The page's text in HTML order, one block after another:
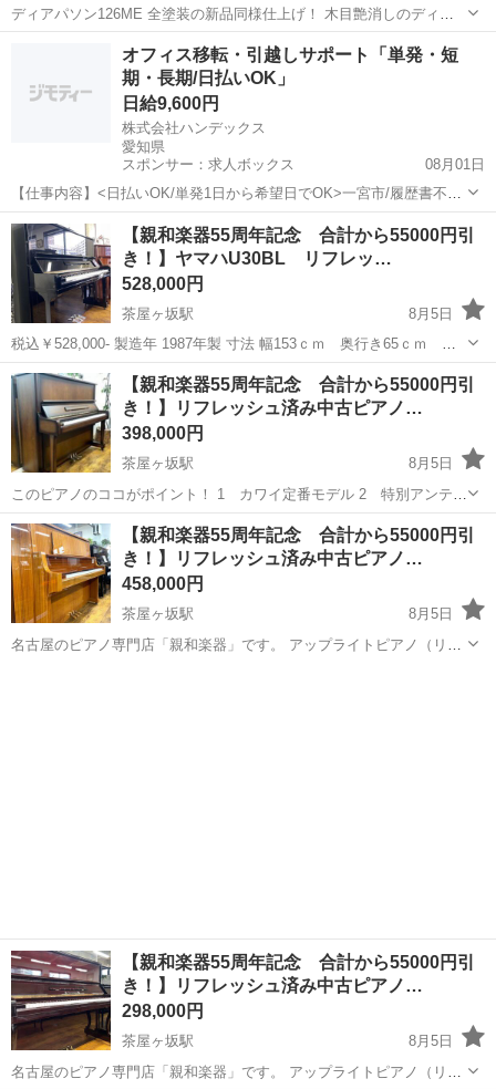
ディアパソン126ME 全塗装の新品同様仕上げ！ 木目艶消しのディア
パソンはいかがですか。 音質柔らかな名門ピアノです。 内部調整はも
ちろん、消耗部品交換済み 付属品の椅子、トップカバー、ワック
茶屋ヶ坂駅 鍵盤楽器、ピアノ
オフィス移転・引越しサポート「単発・短
期・長期/日払いOK」
日給9,600円
株式会社ハンデックス
愛知県
スポンサー：求人ボックス
08月01日
【仕事内容】<日払いOK/単発1日から希望日でOK>一宮市/履歴書不要!
未経験歓迎の引越しサポートスタッフ募集! 〈1日アルバイトもOK!〉
オフィス移転アルバイト募集! 超短期アルバイト・単発バイトOK! もち
ろん長期できる方も...
アルバイト・パート
【親和楽器55周年記念 合計から55000円引
き！】ヤマハU30BL リフレッ…
528,000円
茶屋ヶ坂駅
8月5日
税込￥528,000- 製造年 1987年製 寸法 幅153ｃｍ 奥行き65ｃｍ 高
さ131ｃｍ 鍵盤 88鍵盤 外装色 黒鏡面艶出し仕上げ ペダル数 3本
（ダンパーペダル、マフラーペダル（弱音装置）...
愛知 名古屋市 茶屋ヶ坂駅 鍵盤楽器、ピアノ ペダル
【親和楽器55周年記念 合計から55000円引
き！】リフレッシュ済み中古ピアノ…
398,000円
茶屋ヶ坂駅
8月5日
このピアノのココがポイント！ 1 カワイ定番モデル 2 特別アンティ
ークウォルナット艶消し仕上 KAWAI カワイBL31 KAWAI カワ
イ BL31 アンティークウォルナット アップライトピアノ...
愛知 名古屋市 茶屋ヶ坂駅 鍵盤楽器、ピアノ ペダル
【親和楽器55周年記念 合計から55000円引
き！】リフレッシュ済み中古ピアノ…
458,000円
茶屋ヶ坂駅
8月5日
名古屋のピアノ専門店「親和楽器」です。 アップライトピアノ（リフ
【親和楽器55周年記念 合計から55000円引
き！】リフレッシュ済み中古ピアノ…
298,000円
茶屋ヶ坂駅
8月5日
名古屋のピアノ専門店「親和楽器」です。 アップライトピアノ（リフ